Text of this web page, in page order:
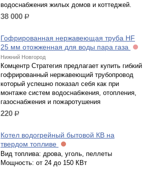
водоснабжения жилых домов и коттеджей.
38 000 р.
Гофрированная нержавеющая труба НF
25 мм отожженная для воды пара газа
Нижний Новгород
Комцентр Стратегия предлагает купить гибкий
гофрированный нержавеющий трубопровод
который успешно показал себя как при
монтаже систем водоснабжения, отопления,
газоснабжения и пожаротушения
220 р.
Котел водогрейный бытовой КВ на
твердом топливе
Вид топлива: дрова, уголь, пеллеты
Мощность: от 24 до 150 КВт